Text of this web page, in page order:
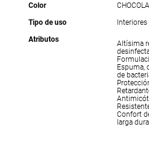
Color
Tipo de uso
Interiores
Atributos
Altísima
Espuma,
de
Confort
larga